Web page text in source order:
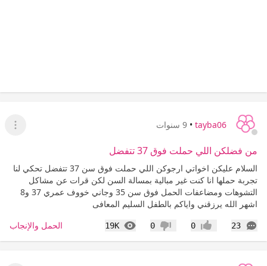
tayba06
• 9 سنوات
عرض
من فضلكن اللي حملت فوق 37 تتفضل
السلام عليكن اخواتي ارجوكن اللي حملت فوق سن 37 تتفضل تحكي لنا
تجربة حملها انا كنت غير مبالية بمسالة السن لكن قرات عن مشاكل
التشوهات ومضاعفات الحمل فوق سن 35 وجاني خووف عمري 37 و8
اشهر الله يرزقني واياكم بالطفل السليم المعافى
23
التعليقات إعجاب0 عدم إعجاب
0
19K
المشاهدات الحمل والإنجاب